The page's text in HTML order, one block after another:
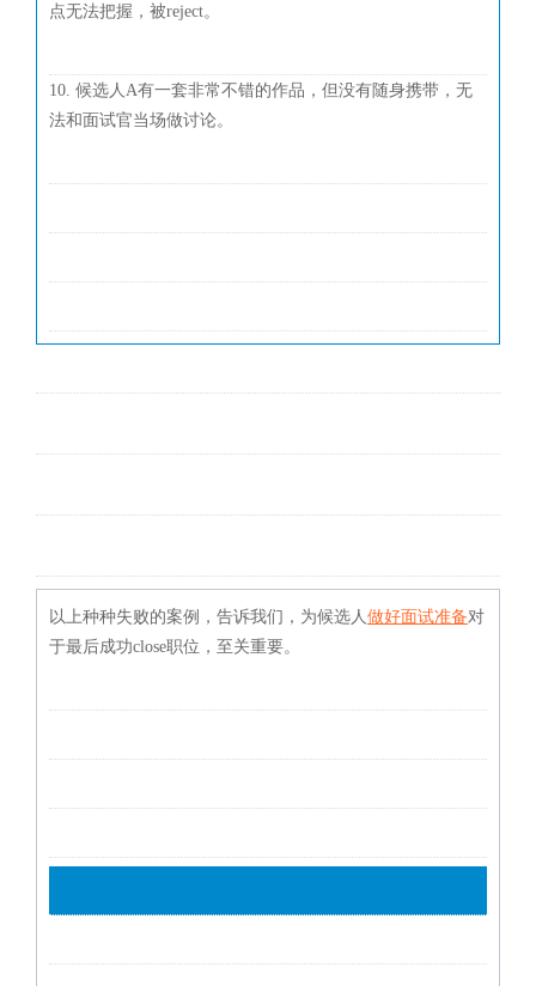
点无法把握，被reject。
10. 候选人A有一套非常不错的作品，但没有随身携带，无
法和面试官当场做讨论。
以上种种失败的案例，告诉我们，为候选人做好面试准备对
于最后成功close职位，至关重要。